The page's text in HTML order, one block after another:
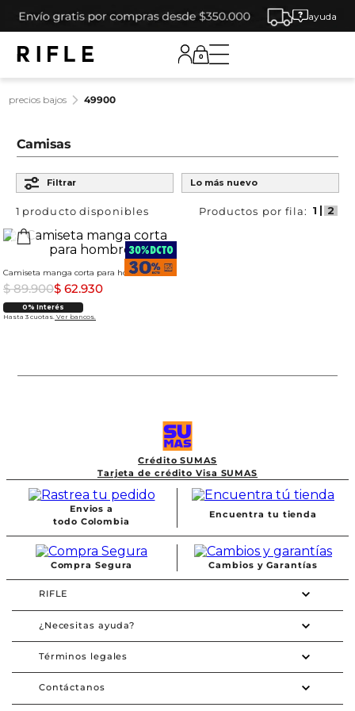
ayuda
0
precios bajos 49900
Camisas
Filtrar
Lo más nuevo
1 producto
Camiseta manga corta para hombre
$ 89.900$ 62.930
0% Interés
Hasta 3 cuotas. Ver bancos.
Crédito SUMAS
Tarjeta de crédito Visa SUMAS
Envios a
todo Colombia
Encuentra tu tienda
Compra Segura Cambios y Garantías
RIFLE
¿Necesitas ayuda?
Términos legales
Contáctanos